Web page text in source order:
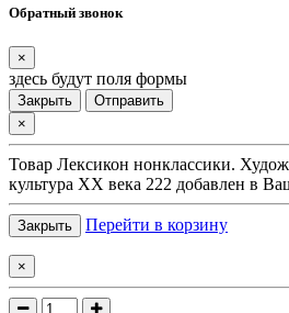
Обратный звонок
×
здесь будут поля формы
Закрыть
Отправить
×
Товар Лексикон нонклассики.
культура XX века 222 добавлен в
Закрыть Перейти в корзину
×